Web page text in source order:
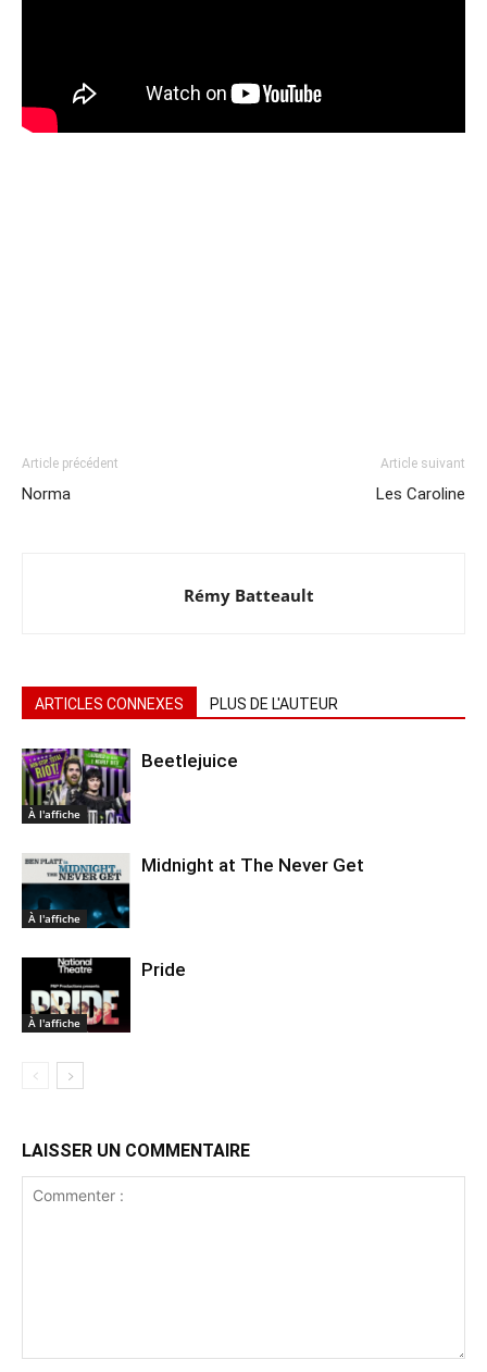
Article précédent
Norma
Article suivant
Les Caroline
Rémy Batteault
ARTICLES CONNEXES PLUS DE L'AUTEUR
À l'affiche
Beetlejuice
À l'affiche
Midnight at The Never Get
À l'affiche
Pride
LAISSER UN COMMENTAIRE